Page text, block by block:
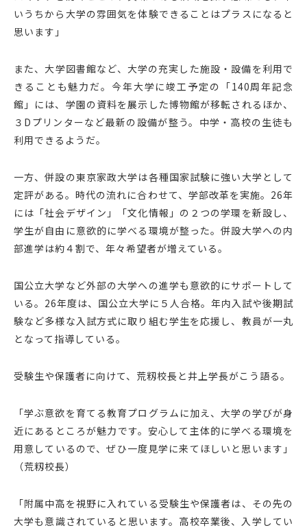
いうちから大学の雰囲気を体験できることはプラスになると
思います」
また、大学図書館など、大学の充実した施設・設備を利用で
きることも魅力だ。今年大学に竣工予定の「140周年記念
館」には、学園の資料を展示した博物館が移転されるほか、
３Dプリンターなど最新の設備が整う。中学・高校の生徒も
利用できるようだ。
一方、併設の東京家政大学は各種国家試験に強い大学として
定評がある。時代の流れに合わせて、学部改革を実施。26年
には「社会デザイン」「文化情報」の２つの学環を新設し、
学生が自由に意欲的に学べる環境が整った。併設大学への内
部進学は約４割で、年々希望者が増えている。
国公立大学など外部の大学への進学も意欲的にサポートして
いる。26年度は、国公立大学に５人合格。年内入試や後期試
験など多様な入試方式に取り組む学生を応援し、教員が一丸
となって指導している。
受験生や保護者に向けて、荒籾校長と井上学長がこう語る。
「学ぶ意欲を育てる教育プログラムに加え、大学の学びが身
近にあるところが魅力です。安心して主体的に学べる環境を
用意しているので、ぜひ一度見学に来てほしいと思います」
（荒籾校長）
「附属中高を視野に入れている受験生や保護者は、その先の
大学も意識されていると思います。高校卒業後、入学してい